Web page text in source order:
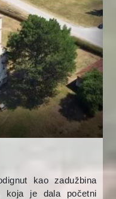
kao zadužbina
koja je dala početni